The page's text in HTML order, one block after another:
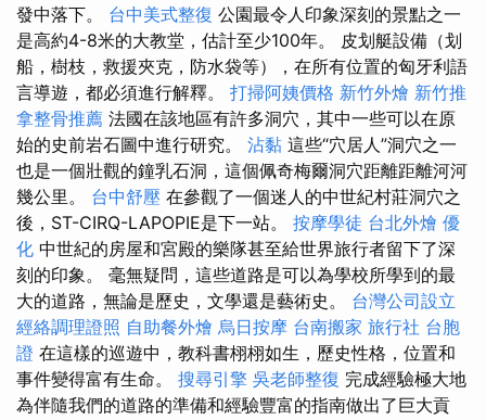
發中落下。 台中美式整復 公園最令人印象深刻的景點之一
是高約4-8米的大教堂，估計至少100年。 皮划艇設備（划
船，樹枝，救援夾克，防水袋等），在所有位置的匈牙利語
言導遊，都必須進行解釋。 打掃阿姨價格 新竹外燴 新竹推
拿整骨推薦 法國在該地區有許多洞穴，其中一些可以在原
始的史前岩石圖中進行研究。 沾黏 這些“穴居人”洞穴之一
也是一個壯觀的鐘乳石洞，這個佩奇梅爾洞穴距離距離河河
幾公里。 台中舒壓 在參觀了一個迷人的中世紀村​​莊洞穴之
後，ST-CIRQ-LAPOPIE是下一站。 按摩學徒 台北外燴 優
化 中世紀的房屋和宮殿的樂隊甚至給世界旅行者留下了深
刻的印象。 毫無疑問，這些道路是可以為學校所學到的最
大的道路，無論是歷史，文學還是藝術史。 台灣公司設立
經絡調理證照 自助餐外燴 烏日按摩 台南搬家 旅行社 台胞
證 在這樣的巡遊中，教科書栩栩如生，歷史性格，位置和
事件變得富有生命。 搜尋引擎 吳老師整復 完成經驗極大地
為伴隨我們的道路的準備和經驗豐富的指南做出了巨大貢